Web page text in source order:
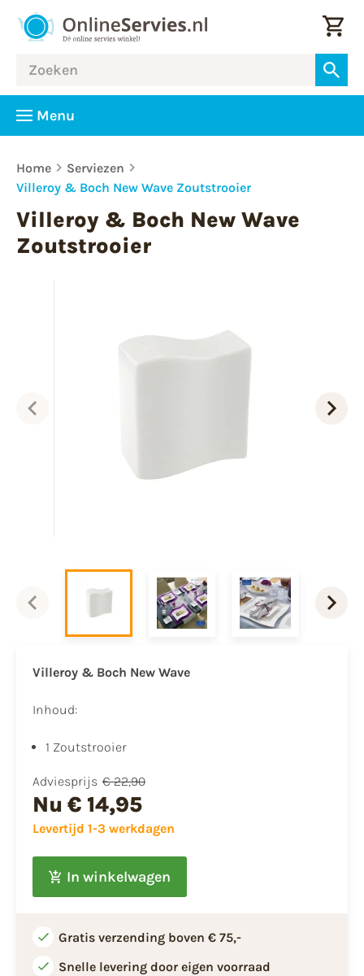
Menu
Home
Serviezen
Villeroy & Boch New Wave Zoutstrooier
Villeroy & Boch New Wave
Zoutstrooier
Villeroy & Boch New Wave
Inhoud:
1 Zoutstrooier
Adviesprijs € 22,90
Nu € 14,95
Levertijd 1-3 werkdagen
In winkelwagen
Gratis verzending boven € 75,-
Snelle levering door eigen voorraad